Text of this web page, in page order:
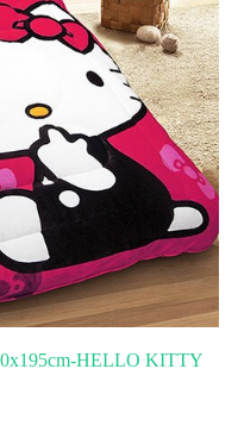
HELLO KITTY